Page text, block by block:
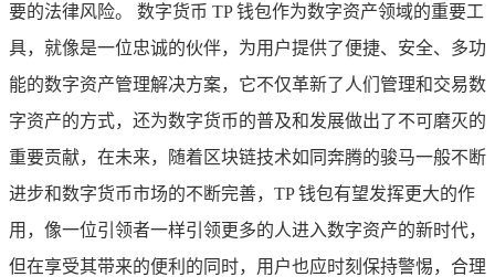
要的法律风险。 数字货币 TP 钱包作为数字资产领域的重要工
具，就像是一位忠诚的伙伴，为用户提供了便捷、安全、多功
能的数字资产管理解决方案，它不仅革新了人们管理和交易数
字资产的方式，还为数字货币的普及和发展做出了不可磨灭的
重要贡献，在未来，随着区块链技术如同奔腾的骏马一般不断
进步和数字货币市场的不断完善，TP 钱包有望发挥更大的作
用，像一位引领者一样引领更多的人进入数字资产的新时代，
但在享受其带来的便利的同时，用户也应时刻保持警惕，合理